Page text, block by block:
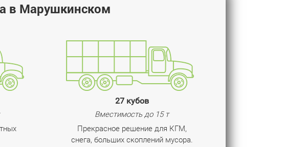
в Марушкинском
27 кубов
Вместимость до 15 т
Прекрасное решение для КГМ,
снега, больших скоплений мусора.